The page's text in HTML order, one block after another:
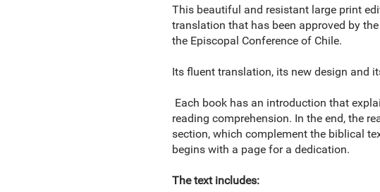
This beautiful and resistant large print
translation that has been approved by
the Episcopal Conference of Chile.
Its fluent translation, its new design and
Each book has an introduction that
reading comprehension. In the end, the
section, which complement the biblical
begins with a page for a dedication.
The text includes: